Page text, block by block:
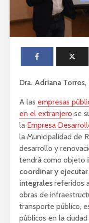
Dra. Adriana
A las empresas
en el extranjero se
la Empresa
la Municipalidad de
desarrollo y
tendrá como objeto
coordinar y
integrales referidos
obras de
transporte público,
públicos en la ciudad